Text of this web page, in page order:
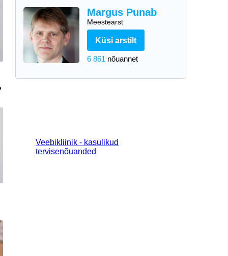
Margus Punab
Meestearst
Küsi arstilt
6 861 nõuannet
Veebikliinik - kasulikud
tervisenõuanded